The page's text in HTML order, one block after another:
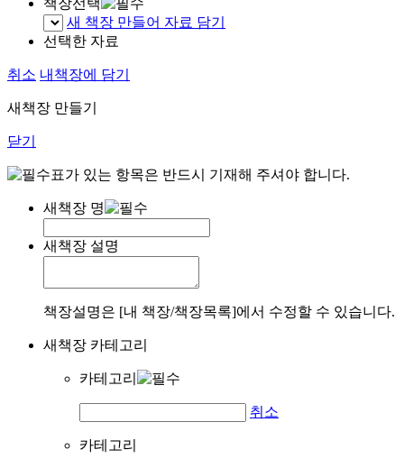
새 책장 만들어 자료 담기
선택한 자료
취소 내책장에 담기
새책장 만들기
닫기
표가 있는 항목은 반드시 기재해 주셔야 합니다.
새책장 명
새책장 설명
책장설명은 [내 책장/책장목록]에서 수정할 수 있습니다.
새책장 카테고리
카테고리
취소
카테고리